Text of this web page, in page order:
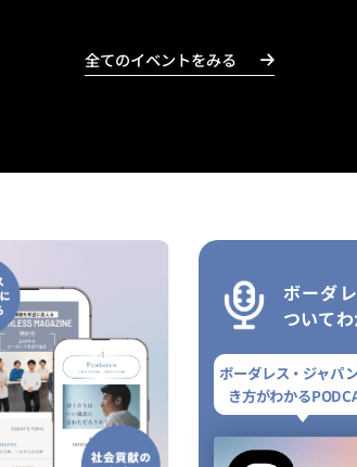
全てのイベントをみる
ボーダ
ついて
ボーダレス・ジャパ
き方がわかる